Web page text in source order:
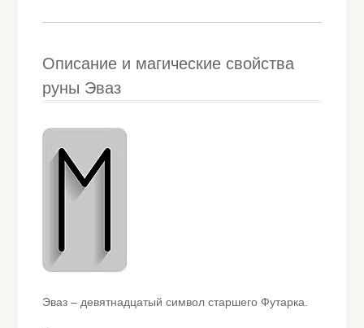
Описание и магические свойства
руны Эваз
Эваз – девятнадцатый символ старшего Футарка.